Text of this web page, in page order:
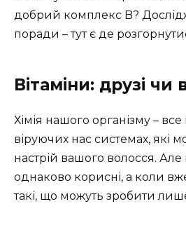
добрий комплекс B?
поради – тут є де
Вітаміни: друзі чи
Хімія нашого організму – все
віруючих нас системах, які
настрій вашого волосся. Але
однаково корисні, а коли
такі, що можуть зробити